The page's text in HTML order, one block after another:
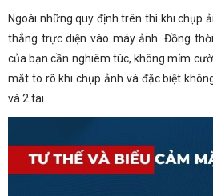
Ngoài những quy định trên thì khi chụp
thẳng trực diện vào máy ảnh. Đồng
của bạn cần nghiêm túc, không mỉm
mắt to rõ khi chụp ảnh và đặc biệt
và 2 tai.